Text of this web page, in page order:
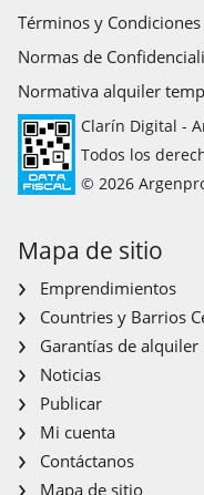
Términos y Condiciones
Normas de
Normativa alquiler
Clarín Digital -
Todos los
© 2026
Mapa de sitio
Emprendimientos
Countries y Barrios
Garantías de alquiler
Noticias
Publicar
Mi cuenta
Contáctanos
Mapa de sitio